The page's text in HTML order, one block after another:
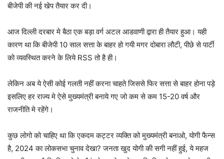
बीजेपी की नई खेप तैयार कर दी।
आज दिल्ली दरबार मे बैठा एक बड़ा वर्ग अटल आडवाणी द्वारा ही तैयार हुआ। यही
कारण था कि बीजेपी 10 साल सत्ता के बाहर हो गयी मगर दोबारा लौटी, पीछे से पार्टी
को व्यवस्थित करने के लिये RSS तो है ही।
लेकिन अब ये ऐसी कोई गलती नहीं करना चाहते जिससे फिर सत्ता से बाहर होना पड़े
इसलिए हर राज्य मे ऐसे मुख्यमंत्री बनाये गए जो कम से कम 15-20 वर्ष और
राजनीति मे रहेंगे।
कुछ लोगो को चाहिए था कि एकदम कट्टर व्यक्ति को मुख्यमंत्री बनाओ, योगी फैन्स
है, 2024 का लोकसभा चुनाव देखा? जनता खुद योगी की सगी नहीं हुई, ये महज